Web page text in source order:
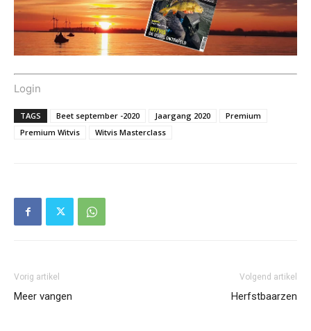
Login
TAGS Beet september -2020 Jaargang 2020
Premium
Premium Witvis
Witvis Masterclass
Vorig artikel
Meer vangen
Volgend artikel
Herfstbaarzen